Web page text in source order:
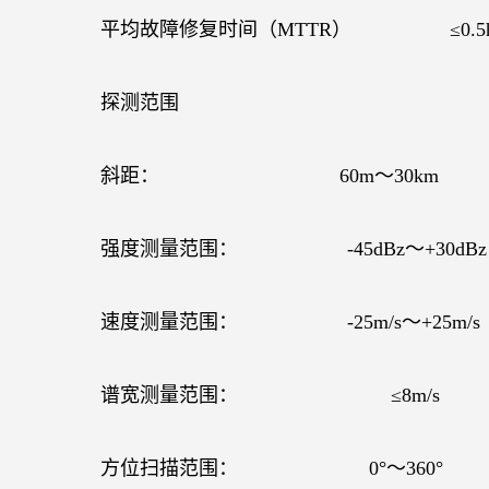
平均故障修复时间（MTTR） ≤
探测范围
斜距： 60m～30km
强度测量范围： -45dBz～+30dBz
速度测量范围： -25m/s～+25m/s
谱宽测量范围： ≤8m/s
方位扫描范围： 0°～360°